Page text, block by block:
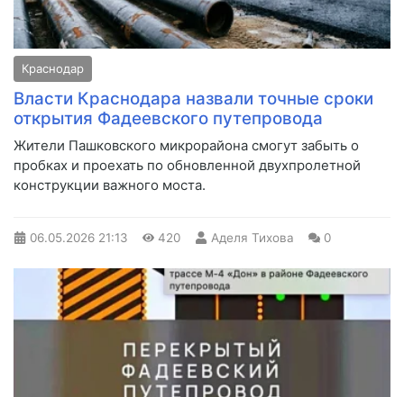
Краснодар
Власти Краснодара назвали точные сроки
открытия Фадеевского путепровода
Жители Пашковского микрорайона смогут забыть о
пробках и проехать по обновленной двухпролетной
конструкции важного моста.
06.05.2026 21:13 420 Аделя Тихова 0